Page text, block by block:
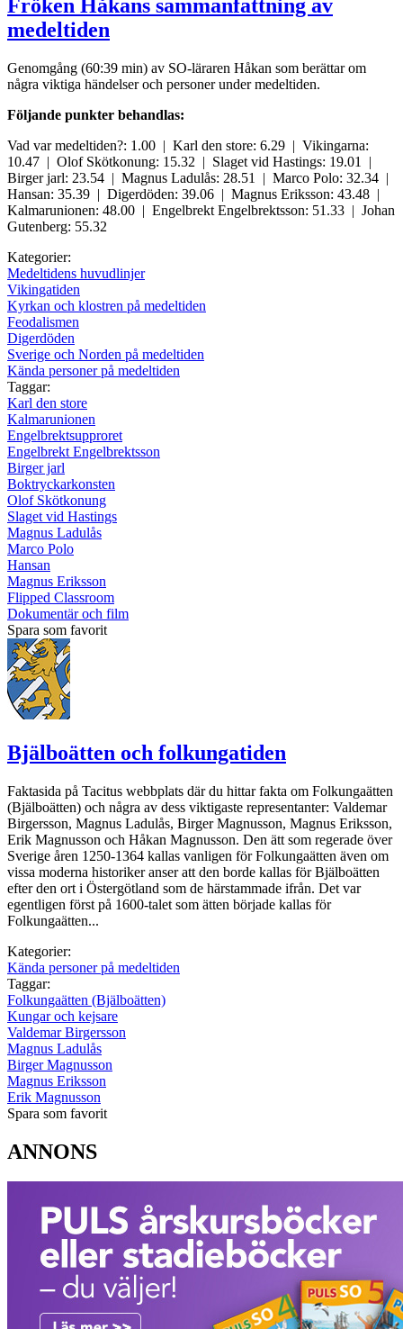
Fröken Håkans sammanfattning av
medeltiden
Genomgång (60:39 min) av SO-läraren Håkan som berättar om
några viktiga händelser och personer under medeltiden.
Följande punkter behandlas:
Vad var medeltiden?: 1.00 | Karl den store: 6.29 | Vikingarna:
10.47 | Olof Skötkonung: 15.32 | Slaget vid Hastings: 19.01 |
Birger jarl: 23.54 | Magnus Ladulås: 28.51 | Marco Polo: 32.34 |
Hansan: 35.39 | Digerdöden: 39.06 | Magnus Eriksson: 43.48 |
Kalmarunionen: 48.00 | Engelbrekt Engelbrektsson: 51.33 | Johan
Gutenberg: 55.32
Kategorier:
Medeltidens huvudlinjer
Vikingatiden
Kyrkan och klostren på medeltiden
Feodalismen
Digerdöden
Sverige och Norden på medeltiden
Kända personer på medeltiden
Taggar:
Karl den store
Kalmarunionen
Engelbrektsupproret
Engelbrekt Engelbrektsson
Birger jarl
Boktryckarkonsten
Olof Skötkonung
Slaget vid Hastings
Magnus Ladulås
Marco Polo
Hansan
Magnus Eriksson
Flipped Classroom
Dokumentär och film
Spara som favorit
Bjälboätten och folkungatiden
Faktasida på Tacitus webbplats där du hittar fakta om Folkungaätten
(Bjälboätten) och några av dess viktigaste representanter: Valdemar
Birgersson, Magnus Ladulås, Birger Magnusson, Magnus Eriksson,
Erik Magnusson och Håkan Magnusson. Den ätt som regerade över
Sverige åren 1250-1364 kallas vanligen för Folkungaätten även om
vissa moderna historiker anser att den borde kallas för Bjälboätten
efter den ort i Östergötland som de härstammade ifrån. Det var
egentligen först på 1600-talet som ätten började kallas för
Folkungaätten...
Kategorier:
Kända personer på medeltiden
Taggar:
Folkungaätten (Bjälboätten)
Kungar och kejsare
Valdemar Birgersson
Magnus Ladulås
Birger Magnusson
Magnus Eriksson
Erik Magnusson
Spara som favorit
ANNONS